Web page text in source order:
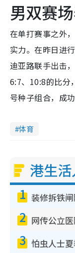
男双赛
在单打赛事之外
实力。在昨日进
迪亚路联手出击
6:7、10:8的比分
号种子组合，成
体育
港生
1
2
3